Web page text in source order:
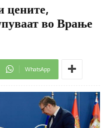
цените,
во Врање
WhatsApp